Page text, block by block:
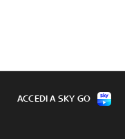
ACCEDI A SKY GO